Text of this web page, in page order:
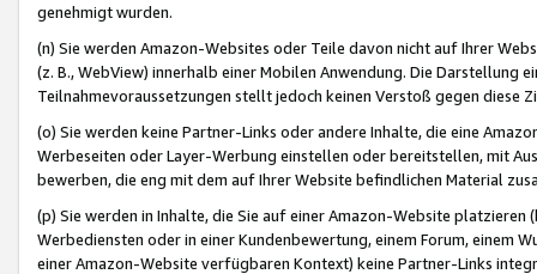
genehmigt wurden.
(n) Sie werden Amazon-Websites oder Teile davon nicht auf Ihrer
(z. B., WebView) innerhalb einer Mobilen Anwendung. Die Darstellung
Teilnahmevoraussetzungen stellt jedoch keinen Verstoß gegen diese
(o) Sie werden keine Partner-Links oder andere Inhalte, die eine
Werbeseiten oder Layer-Werbung einstellen oder bereitstellen, mit
bewerben, die eng mit dem auf Ihrer Website befindlichen Material
(p) Sie werden in Inhalte, die Sie auf einer Amazon-Website
Werbediensten oder in einer Kundenbewertung, einem Forum, einem
einer Amazon-Website verfügbaren Kontext) keine Partner-Links